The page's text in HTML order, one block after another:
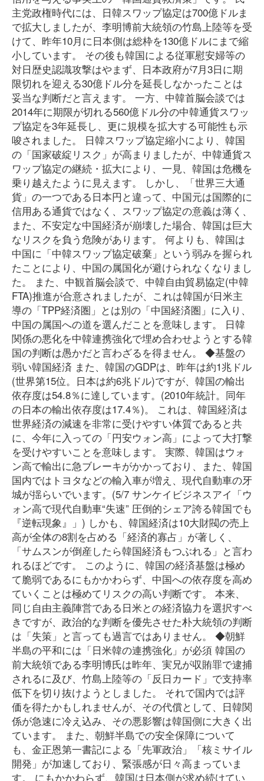
主党政権時代には、日韓スワップ協定は700億ドルま
で拡大しましたが、李明博前大統領の竹島上陸等を受
けて、昨年10月に日本側は総枠を130億ドルにまで縮
小しています。 その後も韓国による従軍慰安婦等の
対日歴史認識攻撃はやまず、日本政府が7月3日に期
限切れを迎える30億ドル分を延長しなかったことは
妥当な判断だと言えます。 一方、中韓首脳会談では
2014年に期限が切れる560億ドル分の中韓通貨スワッ
プ協定を3年延長し、更に規模を拡大する可能性も示
唆されました。 日韓スワップ協定縮小により、韓国
の「国家破綻リスク」が高まりましたが、中韓通貨ス
ワップ協定の継続・拡大により、一見、韓国は危機を
乗り越えたように見えます。 しかし、「世界三大通
貨」の一つである日本円と違って、中国元は国際的に
信用ある通貨ではなく、スワップ協定の意義は薄く、
また、不安定な中国経済が崩壊した場合、韓国は巨大
なリスクを負う危険があります。 何よりも、韓国は
中国に「中韓スワップ協定破棄」という弱みを握られ
たことにより、中国の属国化が避けられなくなりまし
た。 また、中観首脳会談で、中韓自由貿易協定(中韓
FTA)推進が合意されましたが、これは韓国が日米主
導の「TPP経済圏」とは別の「中国経済圏」に入り、
中国の属国への道を選んだことを意味します。 日韓
関係の悪化を中韓連携強化で埋め合わせようとする韓
国の判断は愚かだと言わざるを得ません。 ◆基盤の
弱い韓国経済 また、韓国のGDPは、昨年は約1兆ドル
(世界第15位。日本は約6兆ドル)ですが、韓国の輸出
依存度は54.8％に達しています。(2010年統計。同年
の日本の輸出依存度は17.4％)。 これは、韓国経済は
世界経済の減速を非常に受けやすい体質であると共
に、今年に入っての「円安ウォン高」によって大打撃
を受けやすいことを意味します。 実際、韓国はウォ
ン高で輸出に急ブレーキがかかっており、また、韓国
国内ではトヨタなどの輸入車が増え、現代自動車の牙
城が揺らいでいます。(5/7 サンケイビジネスアイ「ウ
ォン高で現代自動車“失速” 圧倒的シェア誇る韓国でも
『逆転現象』」) しかも、韓国経済は10大財閥の売上
高が全体の8割を占める「経済的寡占」が著しく、
「サムスンが倒産したら韓国経済もつぶれる」と言わ
れるほどです。 このように、韓国の経済基盤は極め
て脆弱であるにもかかわらず、中国への依存度を高め
ていくことは極めてリスクの高い判断です。 本来、
同じ自由主義陣営である日米との経済協力を選択すべ
きですが、政治的な判断を優先させた朴大統領の判断
は「失策」と言っても過言ではありません。 ◆朝鮮
半島の平和には「日米韓の連携強化」が必須 韓国の
前大統領である李明博氏は昨年、実兄が収賄罪で逮捕
されるに及び、竹島上陸等の「反日カード」で支持率
低下を切り抜けようとしました。 それで国内では評
価を得たかもしれませんが、その代償として、日韓関
係が急速に冷え込み、その悪影響は韓国側に大きく出
ています。 また、朝鮮半島での安全保障について
も、金正恩第一書記による「先軍政治」「核ミサイル
開発」が加速しており、緊張感が日々高まっていま
す。 にもかかわらず、韓国は日本側が求め続けてい